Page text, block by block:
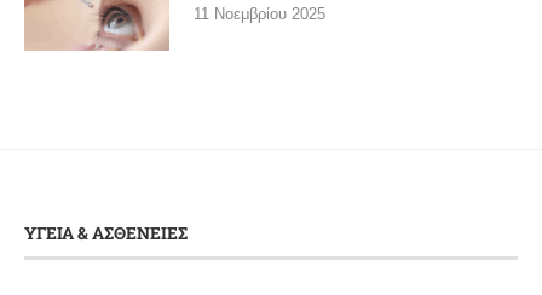
11 Νοεμβρίου 2025
ΥΓΕΙΑ & ΑΣΘΕΝΕΙΕΣ